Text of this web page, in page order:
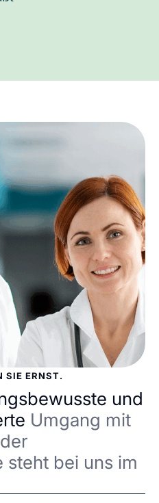
SIE ERNST.
und
Umgang mit
steht bei uns im